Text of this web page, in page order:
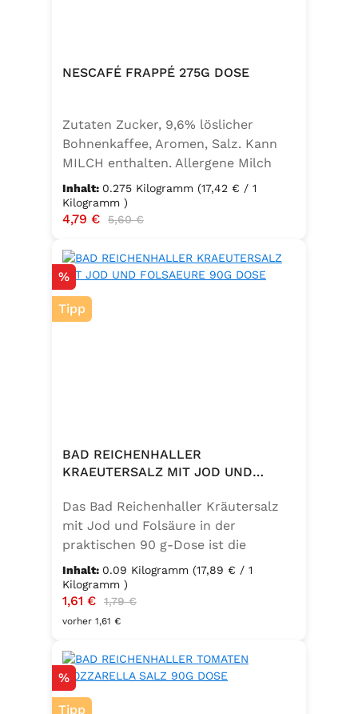
NESCAFÉ FRAPPÉ 275G DOSE
Zutaten Zucker, 9,6% löslicher
Bohnenkaffee, Aromen, Salz. Kann
MILCH enthalten. Allergene Milch
und daraus gewonnene Erzeugnisse
Inhalt: 0.275 Kilogramm (17,42 € / 1
Kilogramm )
Verkaufspreis:
4,79 € Regulärer Preis:
5,60 €
Rabatt
%
Tipp
BAD REICHENHALLER
KRAEUTERSALZ MIT JOD UND
Das Bad Reichenhaller Kräutersalz
mit Jod und Folsäure in der
praktischen 90 g-Dose ist die
aromatische Würzmischung für eine
bewusste Ernährung. Fein
abgestimmte Gartenkräuter
verbinden sich mit hochwertigem
Küchenhelfer. Ideal zum Würzen von
Suppen, Salaten, Gemüse- und
Kartoffelgerichten. Geeignet für die
Inhalt: 0.09 Kilogramm (17,89 € / 1
Kilogramm )
Verkaufspreis:
1,61 € Regulärer Preis:
1,79 €
vorher 1,61 €
Rabatt
%
Tipp